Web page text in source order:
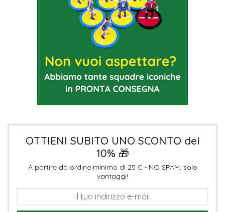
OTTIENI SUBITO UNO SCONTO del
10% 🎁
A partire da ordine minimo di 25 € - NO SPAM, solo
vantaggi!